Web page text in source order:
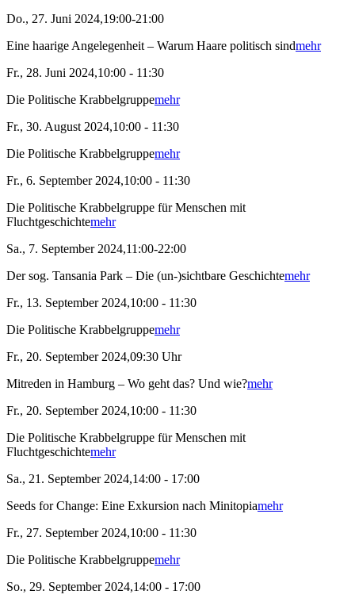
Do., 27. Juni 2024,19:00-21:00
Eine haarige Angelegenheit – Warum Haare politisch sindmehr
Fr., 28. Juni 2024,10:00 - 11:30
Die Politische Krabbelgruppemehr
Fr., 30. August 2024,10:00 - 11:30
Die Politische Krabbelgruppemehr
Fr., 6. September 2024,10:00 - 11:30
Die Politische Krabbelgruppe für Menschen mit
Fluchtgeschichtemehr
Sa., 7. September 2024,11:00-22:00
Der sog. Tansania Park – Die (un-)sichtbare Geschichtemehr
Fr., 13. September 2024,10:00 - 11:30
Die Politische Krabbelgruppemehr
Fr., 20. September 2024,09:30 Uhr
Mitreden in Hamburg – Wo geht das? Und wie?mehr
Fr., 20. September 2024,10:00 - 11:30
Die Politische Krabbelgruppe für Menschen mit
Fluchtgeschichtemehr
Sa., 21. September 2024,14:00 - 17:00
Seeds for Change: Eine Exkursion nach Minitopiamehr
Fr., 27. September 2024,10:00 - 11:30
Die Politische Krabbelgruppemehr
So., 29. September 2024,14:00 - 17:00